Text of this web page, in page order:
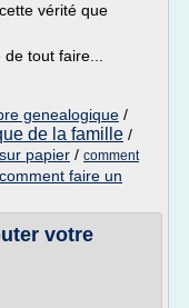
vérité que
tout faire...
genealogique /
de la famille /
papier / comment
comment faire un
votre